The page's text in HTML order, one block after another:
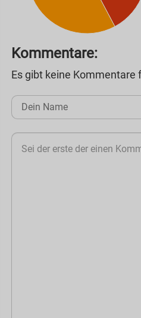
Kommentare:
Es gibt keine Kommentare